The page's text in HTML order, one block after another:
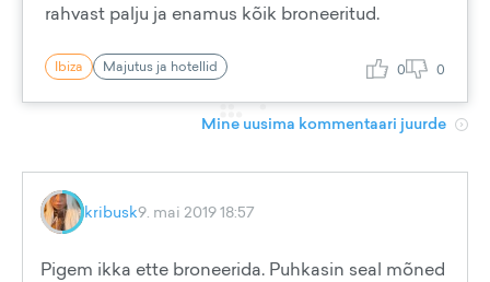
rahvast palju ja enamus kõik broneeritud.
Ibiza Majutus ja hotellid 0 0
Mine uusima kommentaari juurde
kribusk9. mai 2019 18:57
Pigem ikka ette broneerida. Puhkasin seal mõned